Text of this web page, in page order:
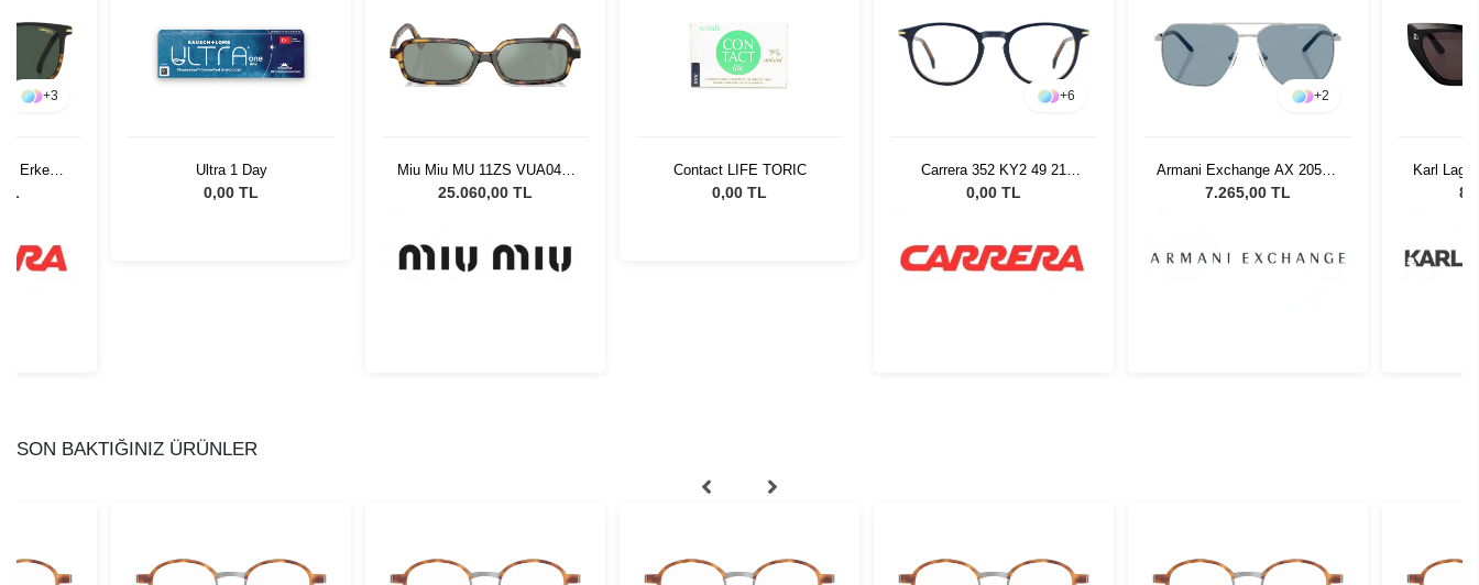
+3
Erkek
Ultra 1 Day
0,00 TL
Miu Miu MU 11ZS VUA04M
51 Kadın Güneş Gözlüğü
25.060,00 TL
Contact LIFE TORIC
0,00 TL
+6
Carrera 352 KY2 49 21
84004
0,00 TL
+2
Armani Exchange AX 2057S
602080 - 59 Unisex Güneş
7.265,00 TL
Karl
Black
SON BAKTIĞINIZ ÜRÜNLER